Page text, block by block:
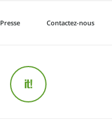
Presse Contactez-nous